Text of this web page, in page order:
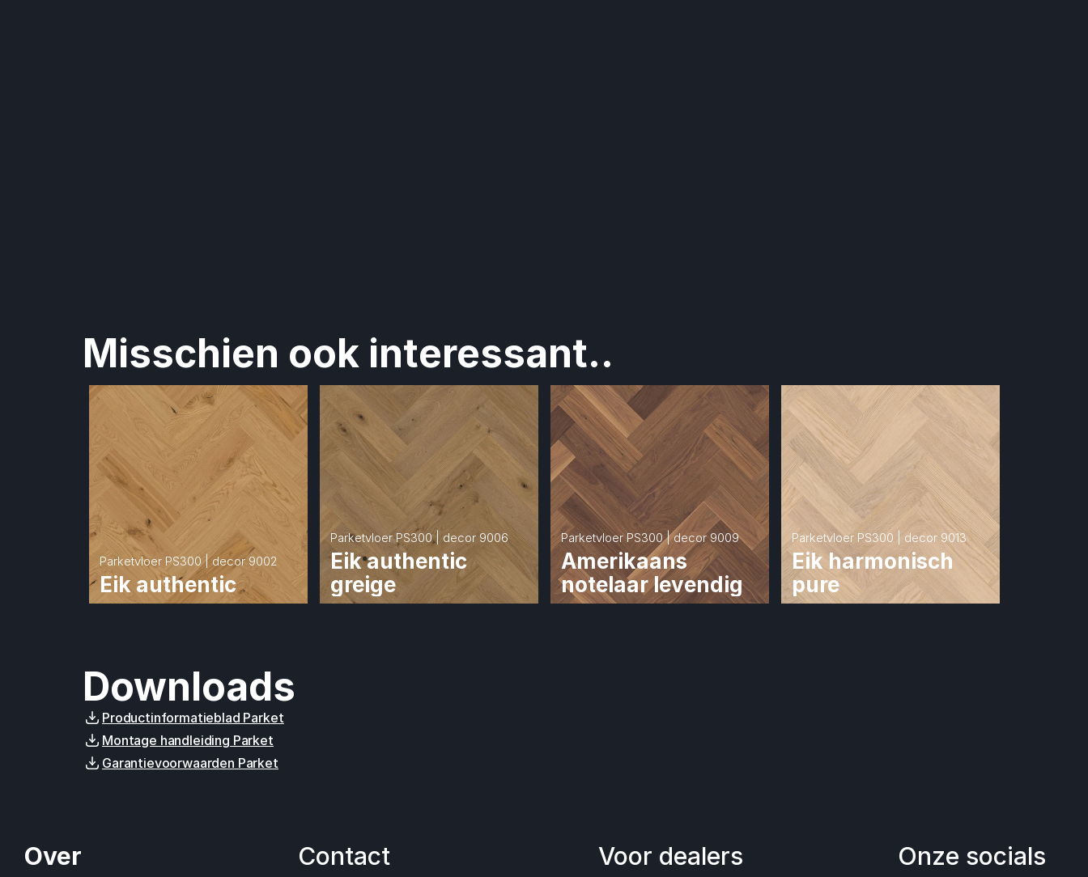
Misschien ook interessant..
Parketvloer PS300 | decor 9002
Eik authentic
Parketvloer PS300 | decor 9006
Eik authentic
greige
Parketvloer PS300 | decor 9009
Amerikaans
notelaar levendig
Parketvloer PS300 | decor 9013
Eik harmonisch
pure
Downloads
Productinformatieblad Parket
Montage handleiding Parket
Garantievoorwaarden Parket
Over Contact Voor dealers Onze socials